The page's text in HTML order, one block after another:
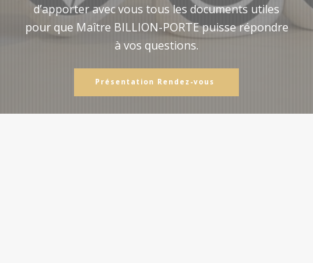
d’apporter avec vous tous les documents utiles
pour que Maître BILLION-PORTE puisse répondre
à vos questions.
Présentation Rendez-vous